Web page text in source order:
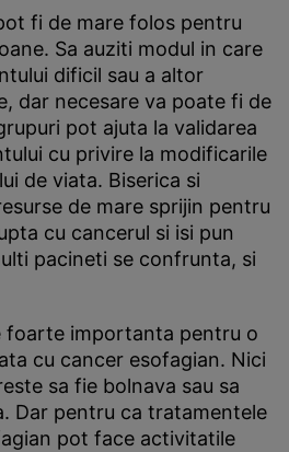
fi de mare folos pentru
Sa auziti modul in care
dificil sau a altor
dar necesare va poate fi de
pot ajuta la validarea
cu privire la modificarile
de viata. Biserica si
de mare sprijin pentru
cu cancerul si isi pun
pacineti se confrunta, si
foarte importanta pentru o
cu cancer esofagian. Nici
sa fie bolnava sau sa
Dar pentru ca tratamentele
pot face activitatile